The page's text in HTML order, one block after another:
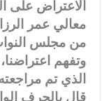
الاعتراض على
معالي عمر
من مجلس النواب
وتفهم
الذي تم
قال بالحرف